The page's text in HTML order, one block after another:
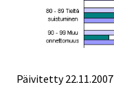
Päivitetty22.11.2007